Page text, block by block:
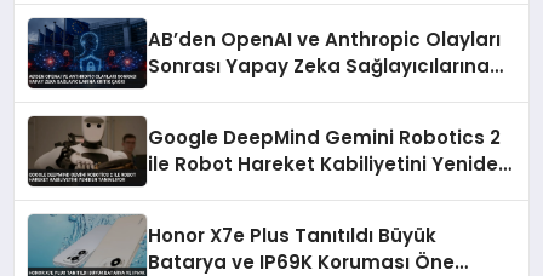
AB’den OpenAI ve Anthropic Olayları
Sonrası Yapay Zeka Sağlayıcılarına
Google DeepMind Gemini Robotics 2
ile Robot Hareket Kabiliyetini Yeniden
Honor X7e Plus Tanıtıldı Büyük
Batarya ve IP69K Koruması Öne